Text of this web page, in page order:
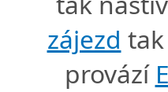
zájezd
provází